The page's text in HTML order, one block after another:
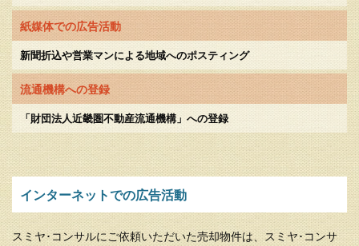
紙媒体での広告活動
新聞折込や営業マンによる地域へのポスティング
流通機構への登録
「財団法人近畿圏不動産流通機構」への登録
インターネットでの広告活動
スミヤ･コンサルにご依頼いただいた売却物件は、スミヤ･コンサ